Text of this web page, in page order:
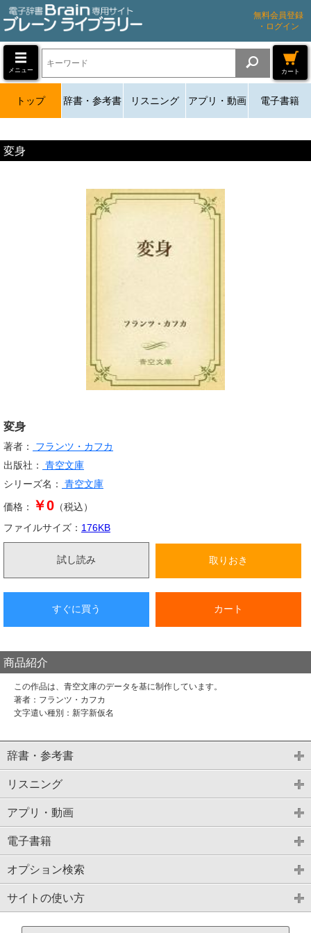
無料会員登録
・ログイン
メニュー カート
トップ 辞書・参考書 リスニング アプリ・動画 電子書籍
変身
変身
著者：
フランツ・カフカ
出版社：
青空文庫
シリーズ名：
青空文庫
価格： ￥0 （税込）
ファイルサイズ： 176KB
試し読み 取りおき
すぐに買う カート
商品紹介
この作品は、青空文庫のデータを基に制作しています。
著者：フランツ・カフカ
文字遣い種別：新字新仮名
辞書・参考書
リスニング
アプリ・動画
電子書籍
オプション検索
サイトの使い方